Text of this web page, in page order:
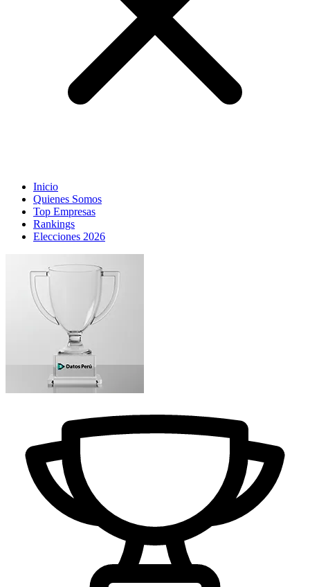
Inicio
Quienes Somos
Top Empresas
Rankings
Elecciones 2026